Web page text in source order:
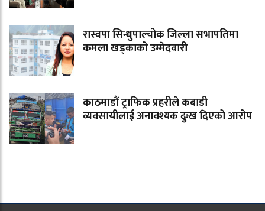
रास्वपा सिन्धुपाल्चोक जिल्ला सभापतिमा
कमला खड्काको उम्मेदवारी
काठमाडौं ट्राफिक प्रहरीले कबाडी
व्यवसायीलाई अनावश्यक दुःख दिएको आरोप